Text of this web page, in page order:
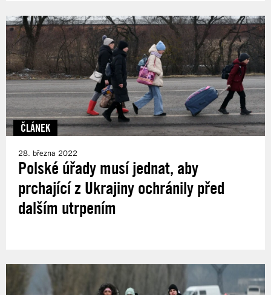
ČLÁNEK
28. března 2022
Polské úřady musí jednat, aby
prchající z Ukrajiny ochránily před
dalším utrpením